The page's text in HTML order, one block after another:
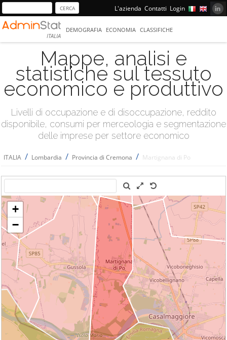
L'azienda Contatti Login
ITALIA
DEMOGRAFIA ECONOMIA CLASSIFICHE
Mappe, analisi e
statistiche sul tessuto
economico e produttivo
Livelli di occupazione e di disoccupazione, reddito
disponibile, consumi per merceologia e segmentazione
delle imprese per settore economico
ITALIA / Lombardia / Provincia di Cremona / Martignana di Po